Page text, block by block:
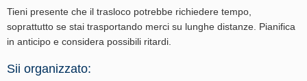
Tieni presente che il trasloco potrebbe richiedere tempo,
soprattutto se stai trasportando merci su lunghe distanze. Pianifica
in anticipo e considera possibili ritardi.
Sii organizzato: